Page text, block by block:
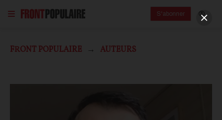
S'abonner
FRONT POPULAIRE AUTEURS